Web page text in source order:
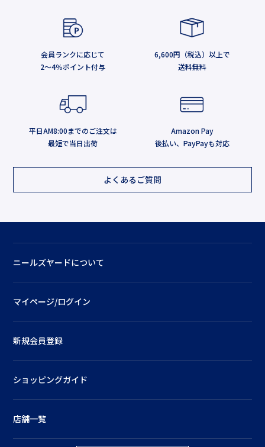
会員ランクに応じて
2～4％ポイント付与
6,600円（税込）以上で
送料無料
平日AM8:00までのご注文は
最短で当日出荷
Amazon Pay
後払い、PayPayも対応
よくあるご質問
ニールズヤードについて
マイページ/ログイン
新規会員登録
ショッピングガイド
店舗一覧